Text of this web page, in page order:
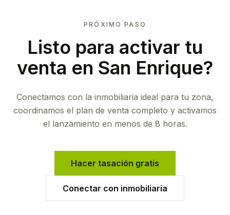
PRÓXIMO PASO
Listo para activar tu
venta en San Enrique?
Conectamos con la inmobiliaria ideal para tu zona,
coordinamos el plan de venta completo y activamos
el lanzamiento en menos de 8 horas.
Hacer tasación gratis
Conectar con inmobiliaria